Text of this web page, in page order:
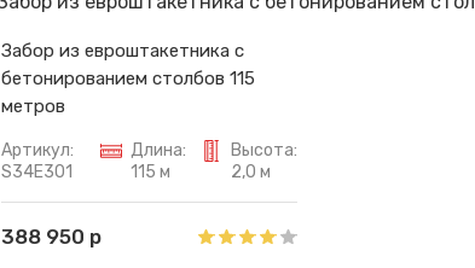
Забор из евроштакетника с
бетонированием столбов 115
метров
Артикул:
S34E301
Длина:
115 м
Высота:
2,0 м
388 950 р